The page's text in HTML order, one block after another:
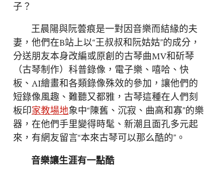
子？
王晨陽與阮蕓痕是一對因音樂而結緣的夫
妻，他們在B站上以“王叔叔和阮姑姑”的成分，
分送朋友本身改編或原創的古琴曲MV和斫琴
（古琴制作）科普錄像，電子樂、嘻哈、快
板、AI繪畫和各類錄像殊效的參加，讓他們的
短錄像風趣、難聽又都雅，古琴這種在人們刻
板印家教場地象中“陳舊、沉寂、曲高和寡”的樂
器，在他們手里變得時髦、新潮且面孔多元起
來，有網友留言“本來古琴可以那么酷的”。
音樂讓生涯有一點酷